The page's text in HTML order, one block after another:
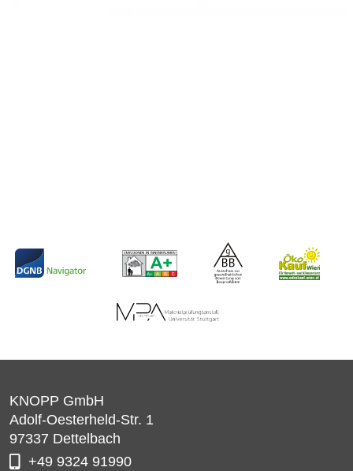
KNOPP GmbH
Adolf-Oesterheld-Str. 1
97337 Dettelbach
+49 9324 91990